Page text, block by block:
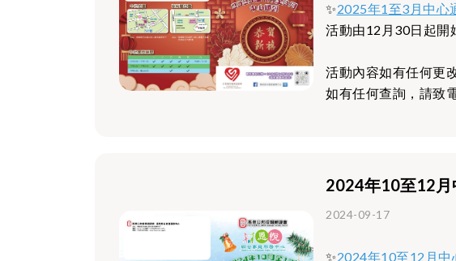
✨2025年1至3月中心
活動由12月30日起開
活動內容如有任何更
如有任何查詢，請致
2024年10至12月
2024-09-17
✨2024年10至12月中